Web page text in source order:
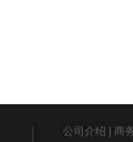
公司介绍
商